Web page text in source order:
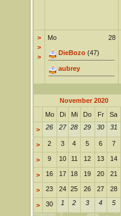
>
>
>
28
Mo
DieBozo(47)
aubrey
November 2020
Mo
Di Mi Do Fr Sa
> 26 27 28 29 30 31
> 2 3 4 5 6 7
> 9 10 11 12 13 14
> 16 17 18 19 20 21
> 23 24 25 26 27 28
> 30 1 2 3 4 5